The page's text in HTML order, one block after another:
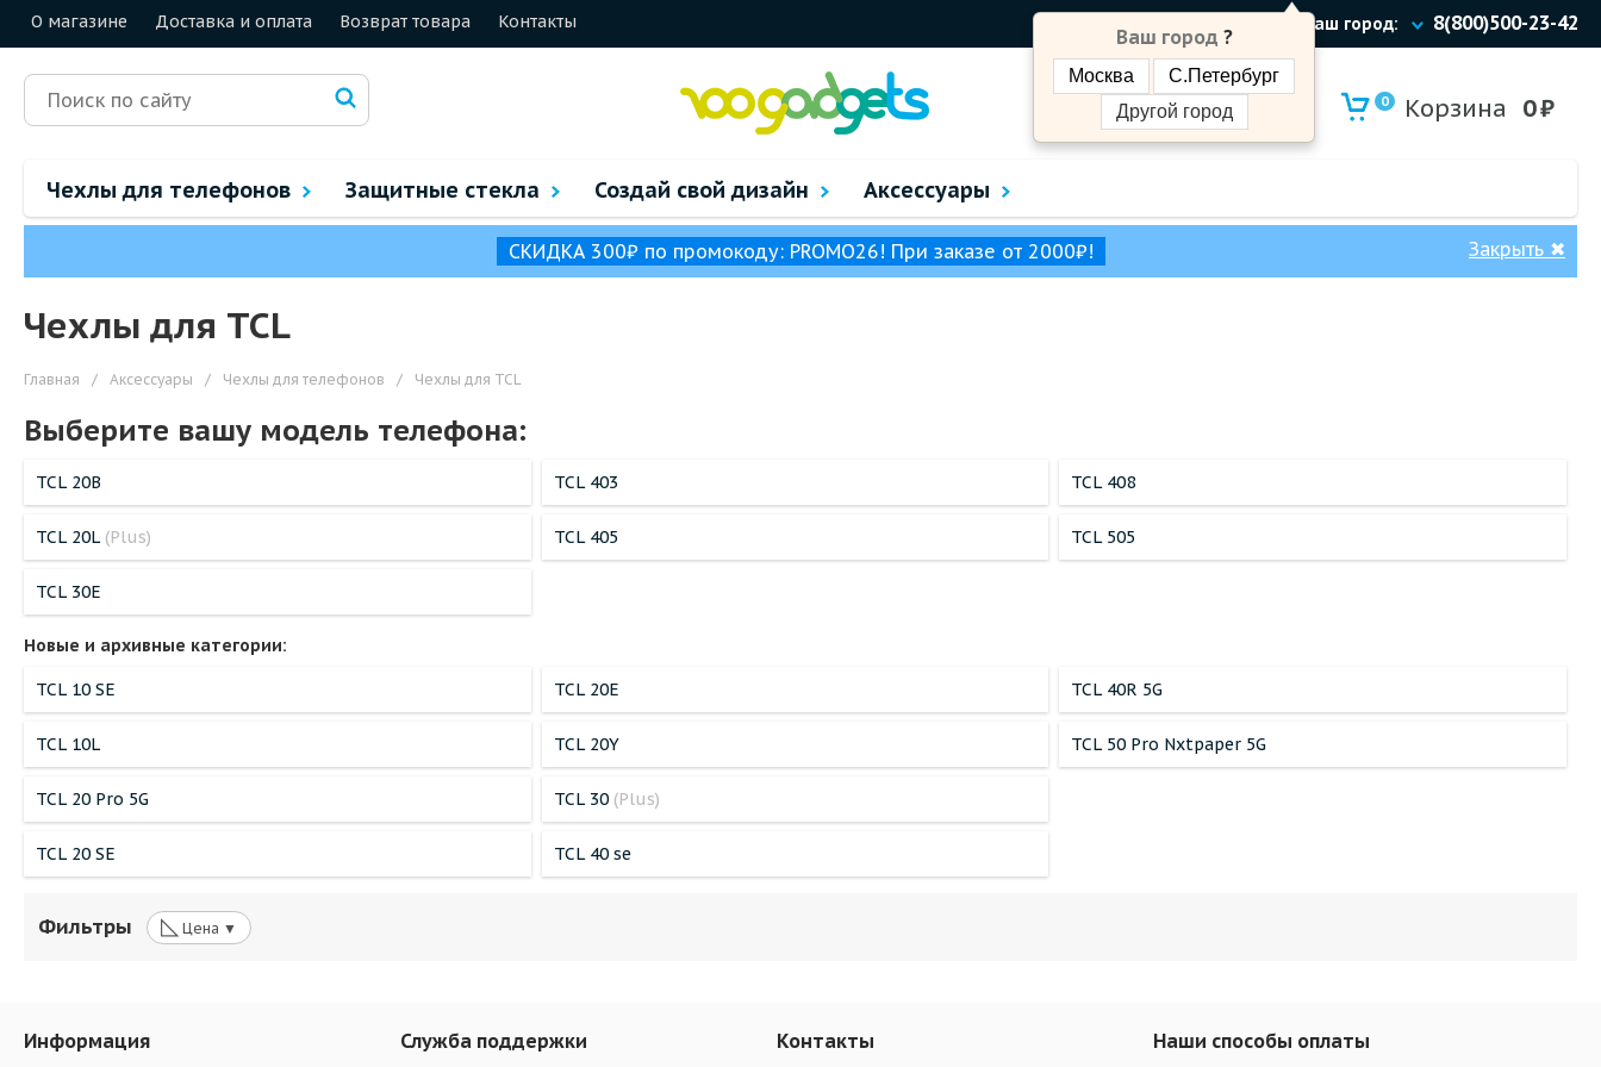
О магазине Доставка и оплата Возврат товара Контакты Ваш город:
Ваш город ?
Москва
С.Петербург
Другой город
8(800)500-23-42
0 Корзина 0₽
Чехлы для телефонов Защитные стекла Создай свой дизайн Аксессуары
СКИДКА 300₽ по промокоду: PROMO26! При заказе от 2000₽! Закрыть ✖
Чехлы для TCL
Главная / Аксессуары / Чехлы для телефонов / Чехлы для TCL
Выберите вашу модель телефона:
TCL 20B
TCL 20L (Plus)
TCL 30E
TCL 403
TCL 405
TCL 408
TCL 505
Новые и архивные категории:
TCL 10 SE
TCL 10L
TCL 20 Pro 5G
TCL 20 SE
TCL 20E
TCL 20Y
TCL 30 (Plus)
TCL 40 se
TCL 40R 5G
TCL 50 Pro Nxtpaper 5G
Фильтры ◺ Цена ▼
Информация Служба поддержки Контакты Наши способы оплаты